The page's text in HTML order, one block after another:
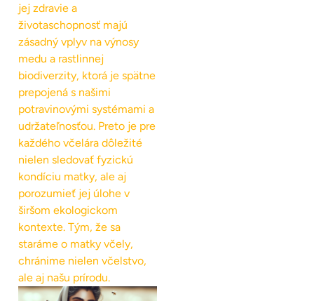
jej zdravie a
životaschopnosť majú
zásadný vplyv na výnosy
medu a rastlinnej
biodiverzity, ktorá je spätne
prepojená s našimi
potravinovými systémami a
udržateľnosťou. Preto je pre
každého včelára dôležité
nielen sledovať fyzickú
kondíciu matky, ale aj
porozumieť jej úlohe v
širšom ekologickom
kontexte. Tým, že sa
staráme o matky včely,
chránime nielen včelstvo,
ale aj našu prírodu.